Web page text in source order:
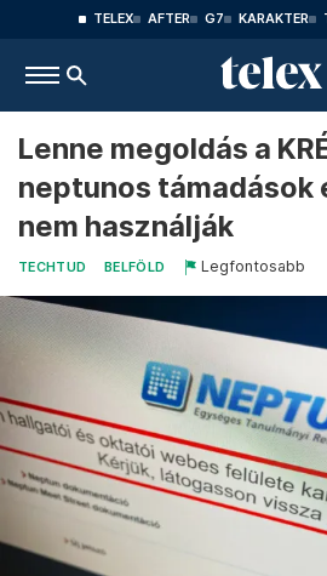
TELEX AFTER G7 KARAKTER
Lenne megoldás a
neptunos támadások
nem használják
TECHTUD BELFÖLD Legfontosabb